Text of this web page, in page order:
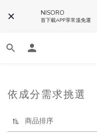
NISORO
首下載APP享常溫免運
依成分需求挑選
商品排序